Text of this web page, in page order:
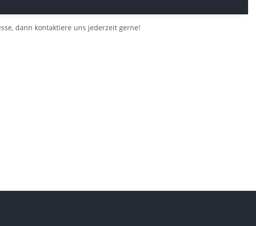
dann kontaktiere uns jederzeit gerne!